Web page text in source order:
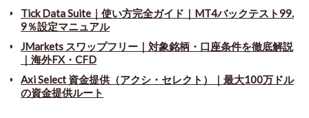
Tick Data Suite ｜ 使い方完全ガイド｜MT4バックテスト99.
9％設定マニュアル
JMarkets スワップフリー ｜ 対象銘柄・口座条件を徹底解説
｜海外FX・CFD
Axi Select 資金提供（アクシ・セレクト）｜最大100万ドル
の資金提供ルート